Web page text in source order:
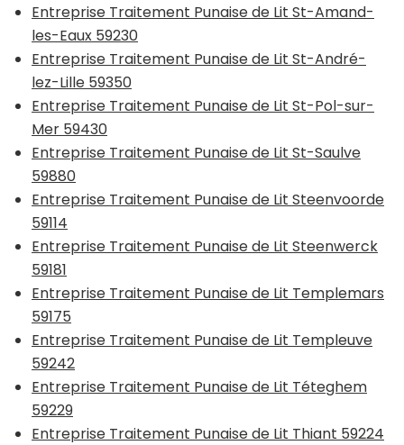
Entreprise Traitement Punaise de Lit St-Amand-
les-Eaux 59230
Entreprise Traitement Punaise de Lit St-André-
lez-Lille 59350
Entreprise Traitement Punaise de Lit St-Pol-sur-
Mer 59430
Entreprise Traitement Punaise de Lit St-Saulve
59880
Entreprise Traitement Punaise de Lit Steenvoorde
59114
Entreprise Traitement Punaise de Lit Steenwerck
59181
Entreprise Traitement Punaise de Lit Templemars
59175
Entreprise Traitement Punaise de Lit Templeuve
59242
Entreprise Traitement Punaise de Lit Téteghem
59229
Entreprise Traitement Punaise de Lit Thiant 59224